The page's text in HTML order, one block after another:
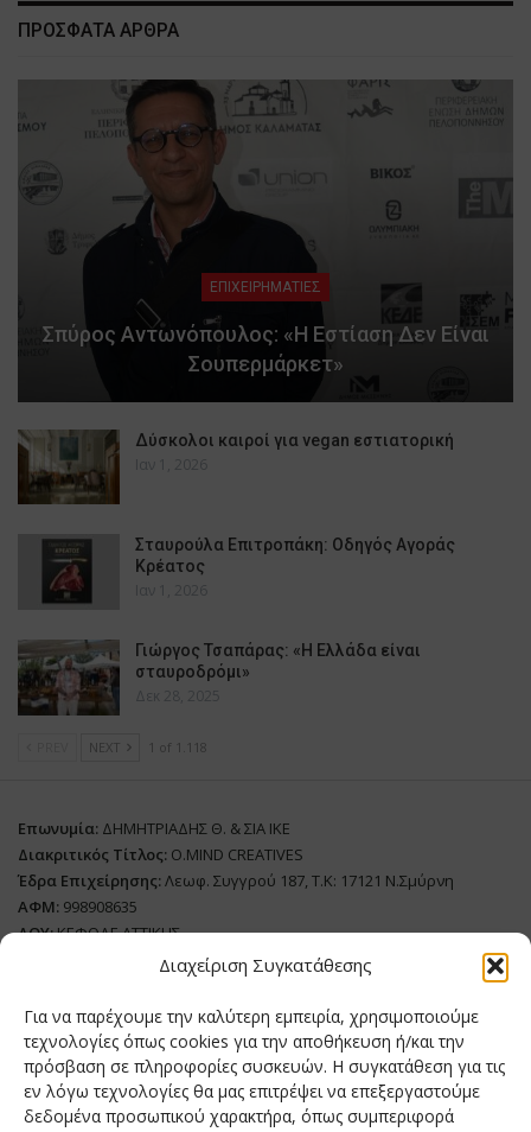
Διαχείριση Συγκατάθεσης
Για να παρέχουμε την καλύτερη εμπειρία, χρησιμοποιούμε
τεχνολογίες όπως cookies για την αποθήκευση ή/και την
πρόσβαση σε πληροφορίες συσκευών. Η συγκατάθεση για τις
εν λόγω τεχνολογίες θα μας επιτρέψει να επεξεργαστούμε
δεδομένα προσωπικού χαρακτήρα, όπως συμπεριφορά
ΠΡΟΣΦΑΤΑ ΑΡΘΡΑ
ΕΠΙΧΕΙΡΗΜΑΤΙΕΣ
Σπύρος Αντωνόπουλος: «Η Εστίαση Δεν Είναι
Σουπερμάρκετ»
Δύσκολοι καιροί για vegan εστιατορική
Ιαν 1, 2026
Σταυρούλα Επιτροπάκη: Οδηγός Αγοράς
Κρέατος
Ιαν 1, 2026
Γιώργος Τσαπάρας: «Η Ελλάδα είναι
σταυροδρόμι»
Δεκ 28, 2025
NEXT 1 of 1.118
Επωνυμία: ΔΗΜΗΤΡΙΑΔΗΣ Θ. & ΣΙΑ ΙΚΕ
Διακριτικός Τίτλος: O.MIND CREATIVES
Έδρα Επιχείρησης:Λεωφ. Συγγρού 187, Τ.Κ: 17121 Ν.Σμύρνη
ΑΦΜ: 998908635
ΔΟΥ:ΚΕΦΟΔΕ ΑΤΤΙΚΗΣ
Όνομα Ιδιοκτήτη και Νόμιμο Πρόσωπο: Θεόδωρος Δημητριάδης
Διευθυντής Σύνταξης:Ευθυμιάτου Μαίρη
Domain:grillmagazine.gr
Δικαιούχος Domain:Θεόδωρος Δημητριάδης
Διευθυντής:Θεόδωρος Δημητριάδης
Διαχειριστής:Θεόδωρος Δημητριάδης